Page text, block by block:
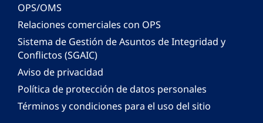
OPS/OMS
Relaciones comerciales con OPS
Sistema de Gestión de Asuntos de Integridad y
Conflictos (SGAIC)
Aviso de privacidad
Política de protección de datos personales
Términos y condiciones para el uso del sitio